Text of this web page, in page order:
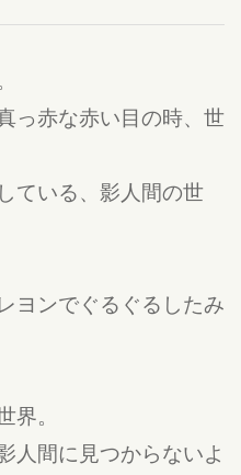
っ赤な赤い目の時、世
ている、影人間の世
ヨンでぐるぐるしたみ
界。
人間に見つからないよ